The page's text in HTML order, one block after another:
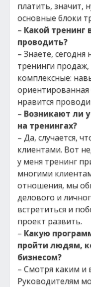
платить, значит,
основные блоки
– Какой тренинг
проводить?
– Знаете,
тренинги
комплексные:
нравится
– Возникают ли
на тренингах?
– Да, случается,
клиентами. Вот
у меня тренинг
многими
отношения, мы
делового и
встретиться и
проект развить.
– Какую
пройти людям,
бизнесом?
– Смотря каким и
Руководителям